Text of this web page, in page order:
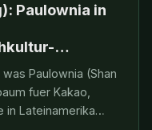
Paulownia in
Kaffee und
Paulownia (Shan
fuer Kakao,
in Lateinamerika